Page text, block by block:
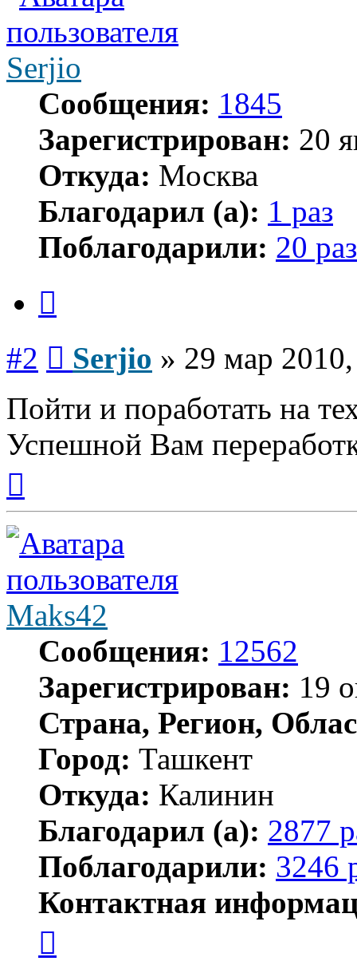
Serjio
Сообщения: 1845
Зарегистрирован: 20
Откуда: Москва
Благодарил (а): 1 раз
Поблагодарили: 20 раз
#2 Serjio » 29 мар
Пойти и поработать на
Успешной Вам
началу
Maks42
Сообщения: 12562
Зарегистрирован: 19
Страна, Регион,
Город: Ташкент
Откуда: Калинин
Благодарил (а): 2877
Поблагодарили: 3246
Контактная
пользователя